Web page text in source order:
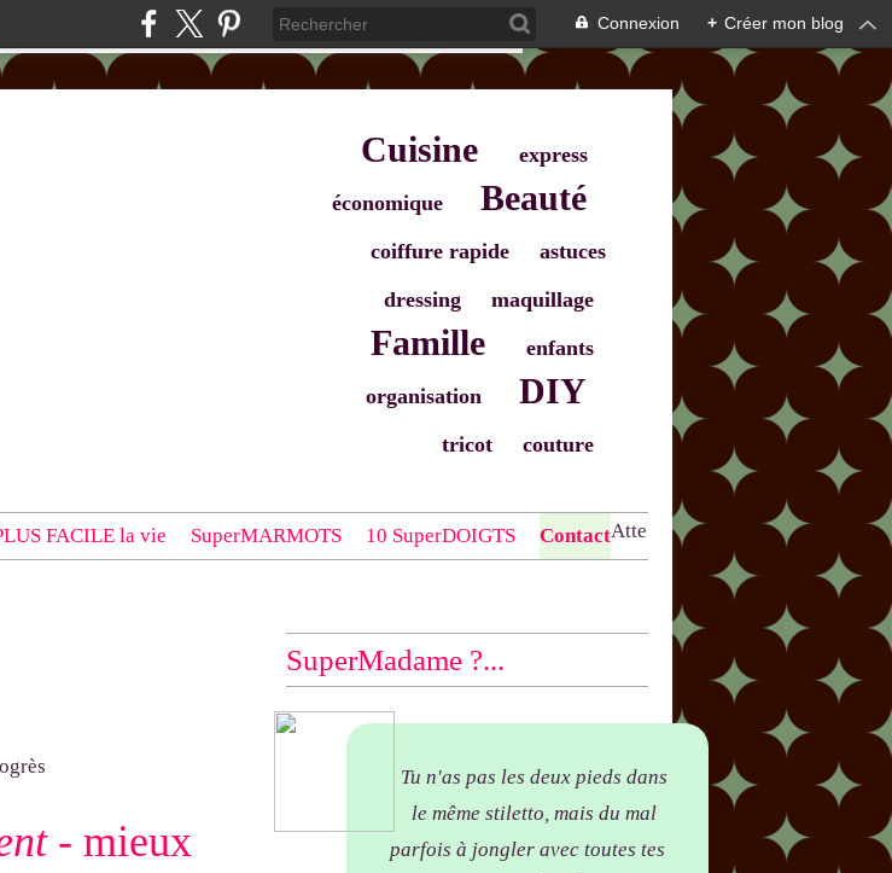
Connexion + Créer mon blog
Cuisine
express
économique
Beauté
coiffure rapide
astuces
dressing
maquillage
Famille
enfants
organisation
DIY
tricot couture
FACILE la vie SuperMARMOTS 10 SuperDOIGTS ContactAtte
ntio
à défaut, impossible de te les envoyer !
- mieux
SuperMadame ?...
Tu n'as pas les deux pieds dans
le même stiletto, mais du mal
parfois à jongler avec toutes tes